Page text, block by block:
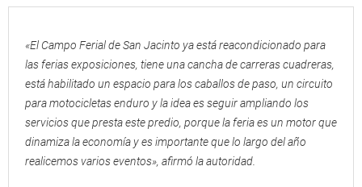
«El Campo Ferial de San Jacinto ya está reacondicionado para
las ferias exposiciones, tiene una cancha de carreras cuadreras,
está habilitado un espacio para los caballos de paso, un circuito
para motocicletas enduro y la idea es seguir ampliando los
servicios que presta este predio, porque la feria es un motor que
dinamiza la economía y es importante que lo largo del año
realicemos varios eventos», afirmó la autoridad.